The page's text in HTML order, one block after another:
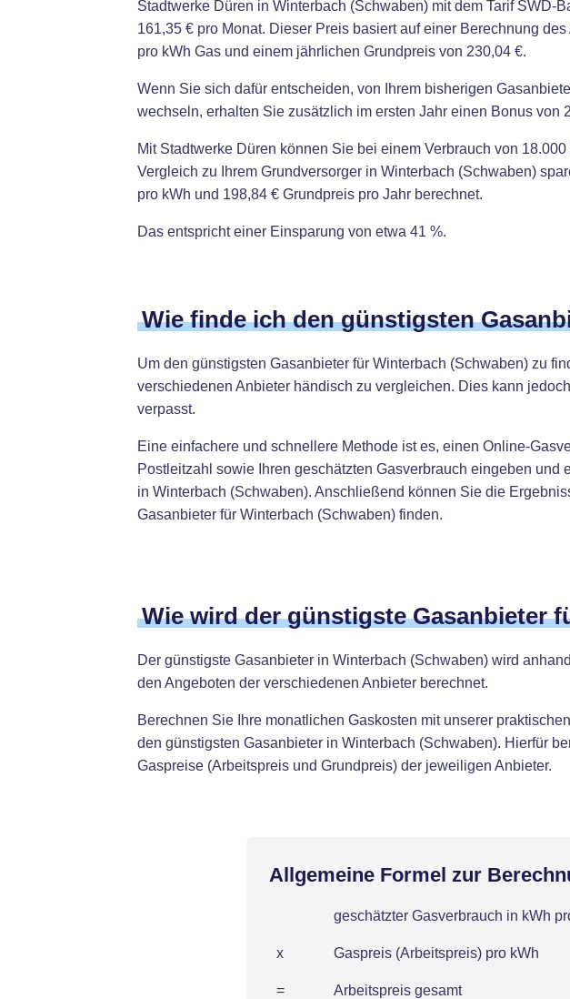
Stadtwerke Düren in Winterbach (Schwaben) mit dem Tarif SWD-
161,35 € pro Monat. Dieser Preis basiert auf einer Berechnung
pro kWh Gas und einem jährlichen Grundpreis von 230,04 €.
Wenn Sie sich dafür entscheiden, von Ihrem bisherigen
wechseln, erhalten Sie zusätzlich im ersten Jahr einen Bonus von
Mit Stadtwerke Düren können Sie bei einem Verbrauch von
Vergleich zu Ihrem Grundversorger in Winterbach (Schwaben)
pro kWh und 198,84 € Grundpreis pro Jahr berechnet.
Das entspricht einer Einsparung von etwa 41 %.
Wie finde ich den günstigsten
Um den günstigsten Gasanbieter für Winterbach (Schwaben) zu
verschiedenen Anbieter händisch zu vergleichen. Dies kann
verpasst.
Eine einfachere und schnellere Methode ist es, einen Online-
Postleitzahl sowie Ihren geschätzten Gasverbrauch eingeben
in Winterbach (Schwaben). Anschließend können Sie die
Gasanbieter für Winterbach (Schwaben) finden.
Wie wird der günstigste Gasanbieter
Der günstigste Gasanbieter in Winterbach (Schwaben) wird
den Angeboten der verschiedenen Anbieter berechnet.
Berechnen Sie Ihre monatlichen Gaskosten mit unserer
den günstigsten Gasanbieter in Winterbach (Schwaben). Hierfür
Gaspreise (Arbeitspreis und Grundpreis) der jeweiligen Anbieter.
Allgemeine Formel zur
geschätzter Gasverbrauch in kWh
x Gaspreis (Arbeitspreis) pro kWh
= Arbeitspreis gesamt